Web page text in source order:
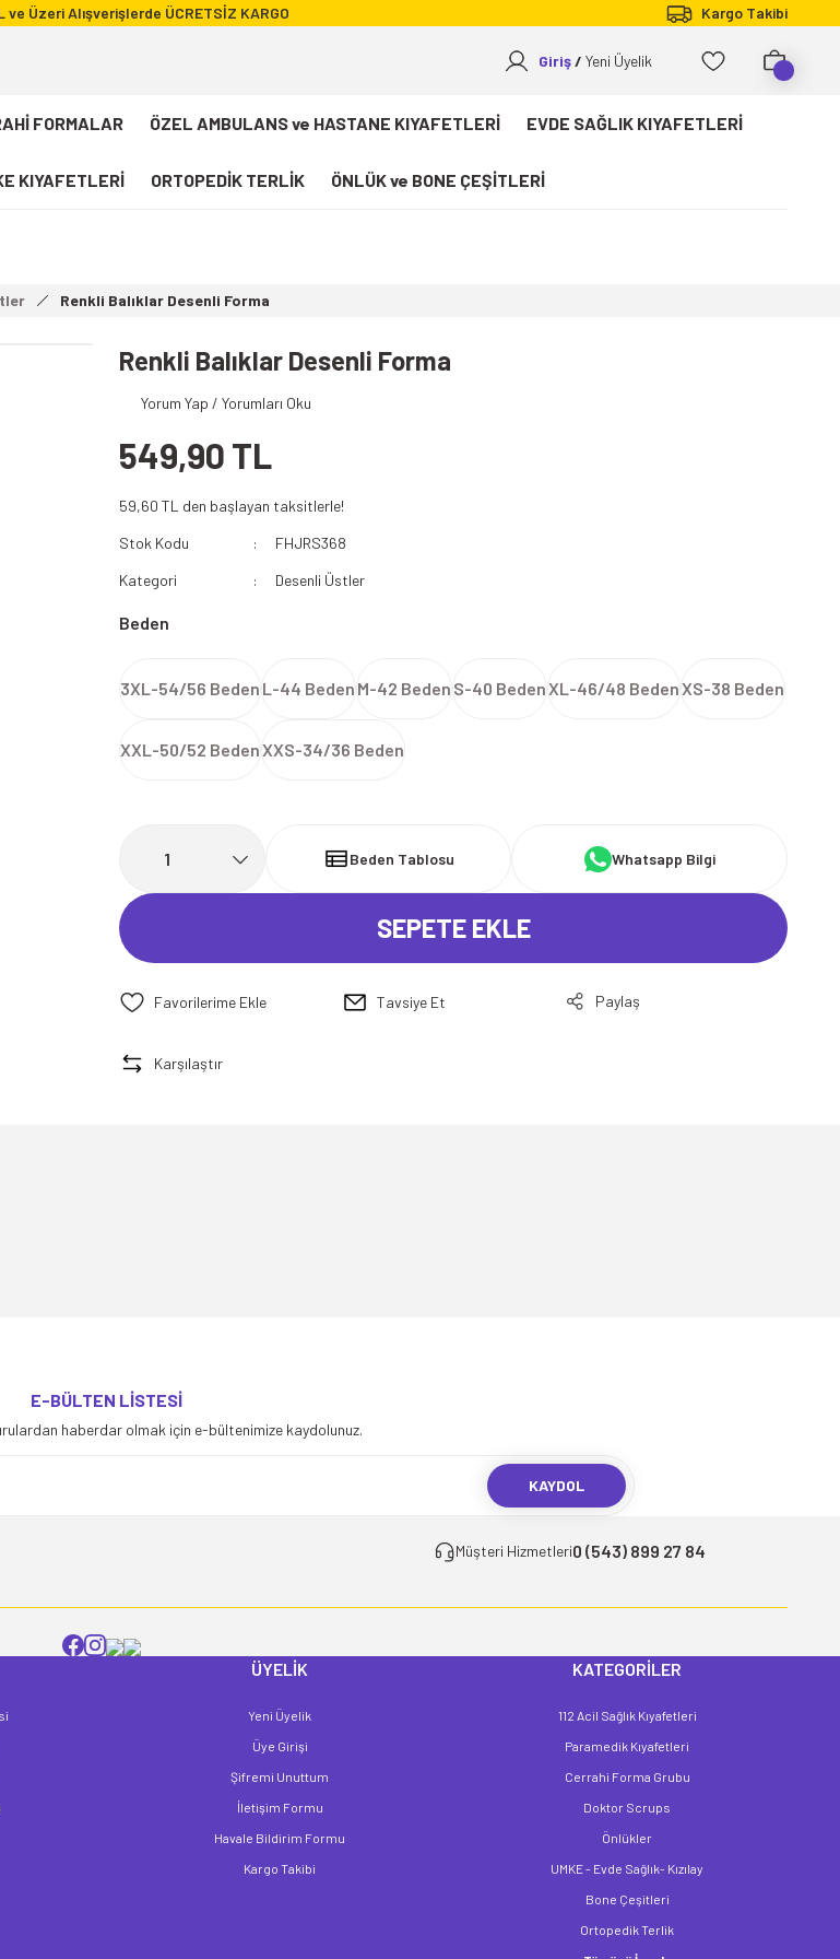
ve Üzeri Alışverişlerde ÜCRETSİZ KARGO Kargo Takibi
Giriş Yeni Üyelik
FORMALAR ÖZEL AMBULANS ve HASTANE KIYAFETLERİ EVDE SAĞLIK KIYAFETLERİ
KIYAFETLERİ ORTOPEDİK TERLİK ÖNLÜK ve BONE ÇEŞİTLERİ
Paramedik T-shirt
112 Paramedik Yelek
112 Acil Sağlık Polar
Paramedik Swit
Renkli Balıklar Desenli Forma
Renkli Balıklar Desenli Forma
Yorum Yap / Yorumları Oku
549,90 TL
59,60 TL den başlayan taksitlerle!
Stok Kodu
FHJRS368
Kategori
Desenli Üstler
Beden
3XL-54/56 Beden L-44 Beden M-42 Beden S-40 BedenXL-46/48 BedenXS-38 Beden
XXL-50/52 BedenXXS-34/36 Beden
Beden Tablosu Whatsapp Bilgi
SEPETE EKLE
Tavsiye Et Paylaş
Karşılaştır
E-BÜLTEN LİSTESİ
haberdar olmak için e-bültenimize kaydolunuz.
KAYDOL
Müşteri Hizmetleri0 (543) 899 27 84
ÜYELİK
Yeni Üyelik
Üye Girişi
Şifremi Unuttum
İletişim Formu
Havale Bildirim Formu
Kargo Takibi
KATEGORİLER
112 Acil Sağlık Kıyafetleri
Paramedik Kıyafetleri
Cerrahi Forma Grubu
Doktor Scrups
Önlükler
UMKE - Evde Sağlık- Kızılay
Bone Çeşitleri
Ortopedik Terlik